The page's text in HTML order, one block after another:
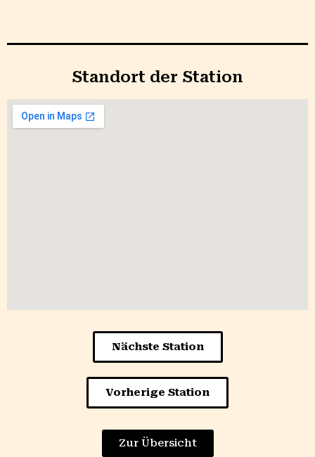
Standort der Station
Vorherige Station
Nächste Station
Zur Übersicht